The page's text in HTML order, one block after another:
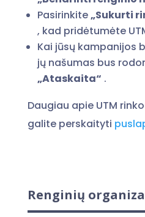
Pasirinkite„Sukurti
, kad pridėtumėte
Kai jūsų kampanijos
jų našumas bus
„Ataskaita“ .
Daugiau apie UTM
galite perskaityti
Renginių